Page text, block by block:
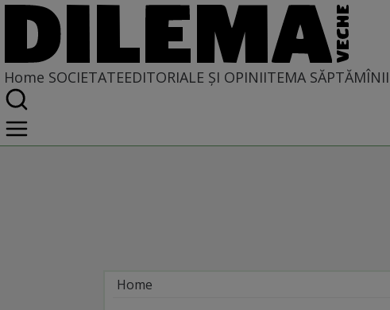
Home SOCIETATEEDITORIALE ȘI OPINIITEMA SĂPTĂMÎNII
Home